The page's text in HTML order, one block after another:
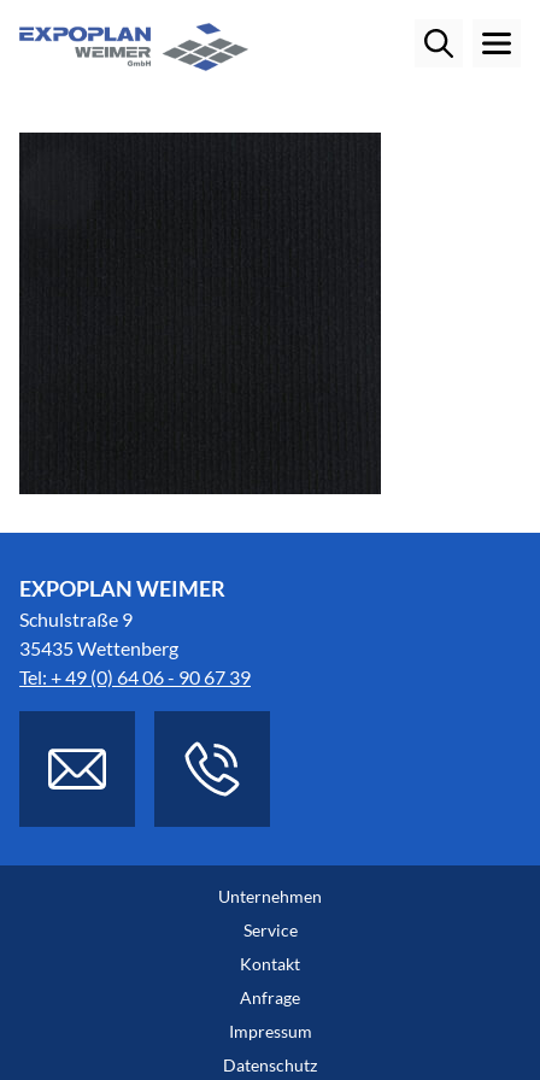
EXPOPLAN WEIMER
Schulstraße 9
35435 Wettenberg
Tel: + 49 (0) 64 06 - 90 67 39
Unternehmen
Service
Kontakt
Anfrage
Impressum
Datenschutz